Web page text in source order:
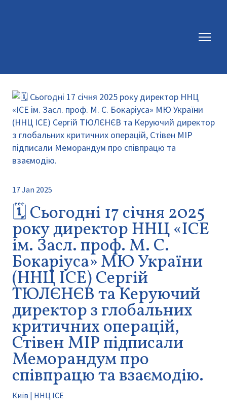
17 Jan 2025
🗓️ Сьогодні 17 січня 2025
року директор ННЦ «ІСЕ
ім. Засл. проф. М. С.
Бокаріуса» МЮ України
(ННЦ ІСЕ) Сергій
ТЮЛЄНЄВ та Керуючий
директор з глобальних
критичних операцій,
Стівен МІР підписали
Меморандум про
співпрацю та взаємодію.
Київ | ННЦ ІСЕ